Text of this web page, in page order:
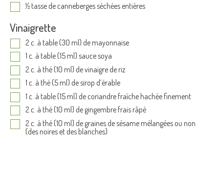
½ tasse de canneberges séchées entières
Vinaigrette
2 c. à table (30 ml) de mayonnaise
1 c. à table (15 ml) sauce soya
2 c. à thé (10 ml) de vinaigre de riz
1 c. à thé (5 ml) de sirop d’érable
1 c. à table (15 ml) de coriandre fraîche hachée finement
2 c. à thé (10 ml) de gingembre frais râpé
2 c. à thé (10 ml) de graines de sésame mélangées ou non
(des noires et des blanches)